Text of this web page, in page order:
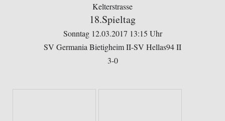
Kelterstrasse
18.Spieltag
Sonntag 12.03.2017 13:15 Uhr
SV Germania Bietigheim II-SV Hellas94 II
3-0